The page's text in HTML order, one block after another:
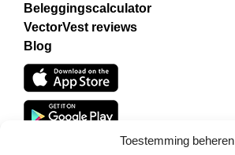
Toestemming beheren
Beleggingscalculator
VectorVest reviews
Blog